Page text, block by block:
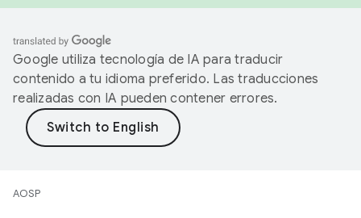
Google utiliza tecnología de IA para traducir
contenido a tu idioma preferido. Las traducciones
realizadas con IA pueden contener errores.
AOSP